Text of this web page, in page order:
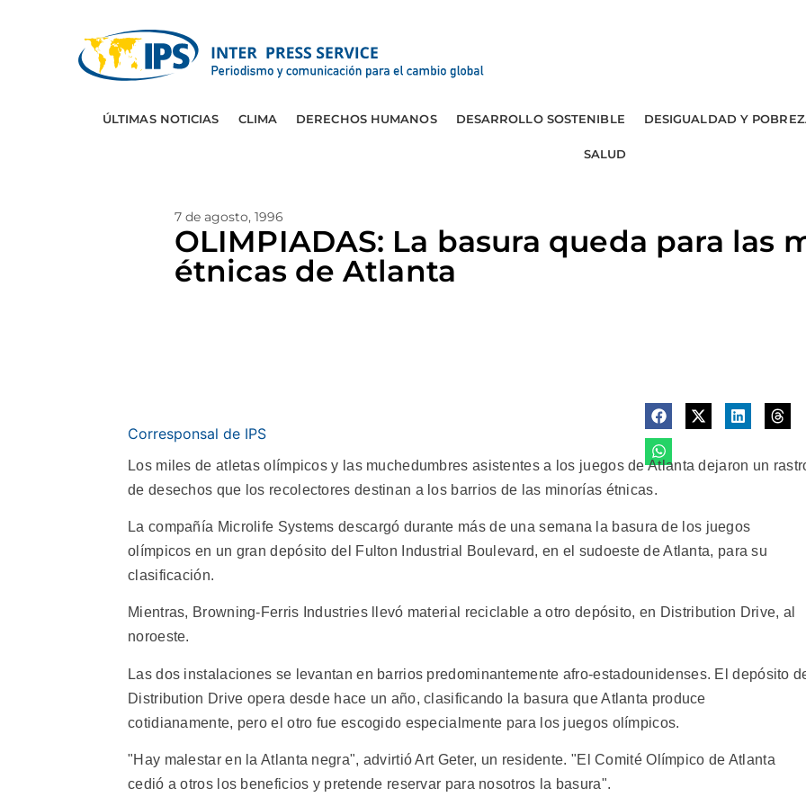
ÚLTIMAS NOTICIAS CLIMA DERECHOS HUMANOS DESARROLLO SOSTENIBLE DESIGUALDAD Y
SALUD
7 de agosto, 1996
OLIMPIADAS: La basura queda para las
étnicas de Atlanta
Corresponsal de IPS
Los miles de atletas olímpicos y las muchedumbres asistentes a los juegos de Atlanta dejaron un
de desechos que los recolectores destinan a los barrios de las minorías étnicas.
La compañía Microlife Systems descargó durante más de una semana la basura de los juegos
olímpicos en un gran depósito del Fulton Industrial Boulevard, en el sudoeste de Atlanta, para su
clasificación.
Mientras, Browning-Ferris Industries llevó material reciclable a otro depósito, en Distribution Drive, al
noroeste.
Las dos instalaciones se levantan en barrios predominantemente afro-estadounidenses. El depósito
Distribution Drive opera desde hace un año, clasificando la basura que Atlanta produce
cotidianamente, pero el otro fue escogido especialmente para los juegos olímpicos.
"Hay malestar en la Atlanta negra", advirtió Art Geter, un residente. "El Comité Olímpico de Atlanta
cedió a otros los beneficios y pretende reservar para nosotros la basura".